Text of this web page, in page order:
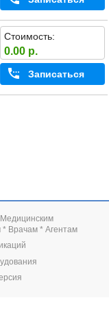
Стоимость:
0.00 р.
Записаться
Врачам * Агентам